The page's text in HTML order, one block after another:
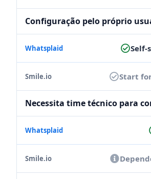
Configuração pelo próprio
Self-
Start
Necessita time técnico para